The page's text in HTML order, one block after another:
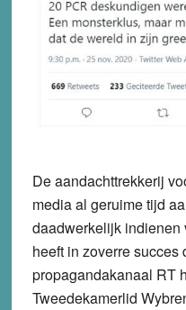
De aandachttrekkerij
media al geruime tijd
daadwerkelijk indienen
heeft in zoverre succes
propagandakanaal RT
Tweedekamerlid